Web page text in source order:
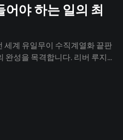
야 하는 일의 최
세계 유일무이 수직계열화 끝판
. 그리고 그는 멈추지 않고 교